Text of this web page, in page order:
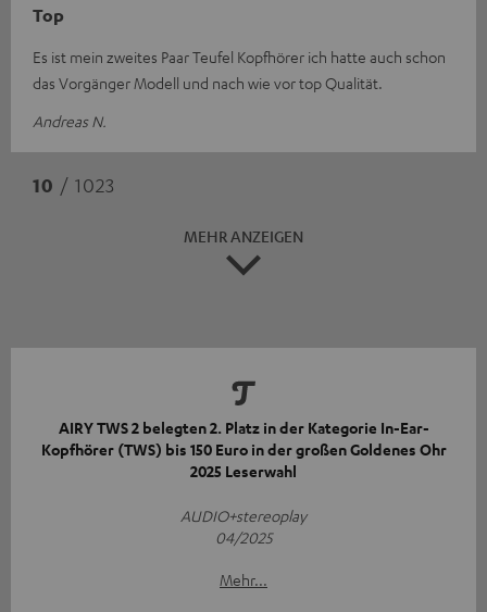
Top
Es ist mein zweites Paar Teufel Kopfhörer ich hatte auch schon
das Vorgänger Modell und nach wie vor top Qualität.
Andreas N.
10 / 1023
MEHR ANZEIGEN
AIRY TWS 2 belegten 2. Platz in der Kategorie In-Ear-
Kopfhörer (TWS) bis 150 Euro in der großen Goldenes Ohr
2025 Leserwahl
AUDIO+stereoplay
04/2025
Mehr...